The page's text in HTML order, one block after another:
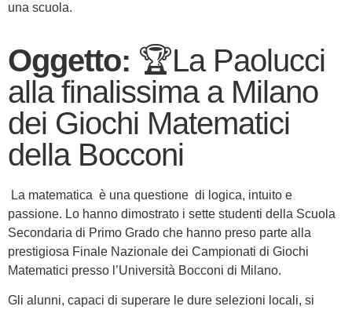
una scuola.
Oggetto: 🏆La Paolucci
alla finalissima a Milano
dei Giochi Matematici
della Bocconi
La matematica è una questione di logica, intuito e
passione. Lo hanno dimostrato i sette studenti della Scuola
Secondaria di Primo Grado che hanno preso parte alla
prestigiosa Finale Nazionale dei Campionati di Giochi
Matematici presso l’Università Bocconi di Milano.
Gli alunni, capaci di superare le dure selezioni locali, si